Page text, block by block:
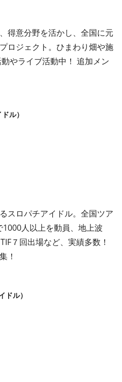
得意分野を活かし、全国に元
ロジェクト。ひまわり畑や施
やライブ活動中！ 追加メン
ル）
スロパチアイドル。全国ツア
1000人以上を動員、地上波
７回出場など、実績多数！
！
ドル）